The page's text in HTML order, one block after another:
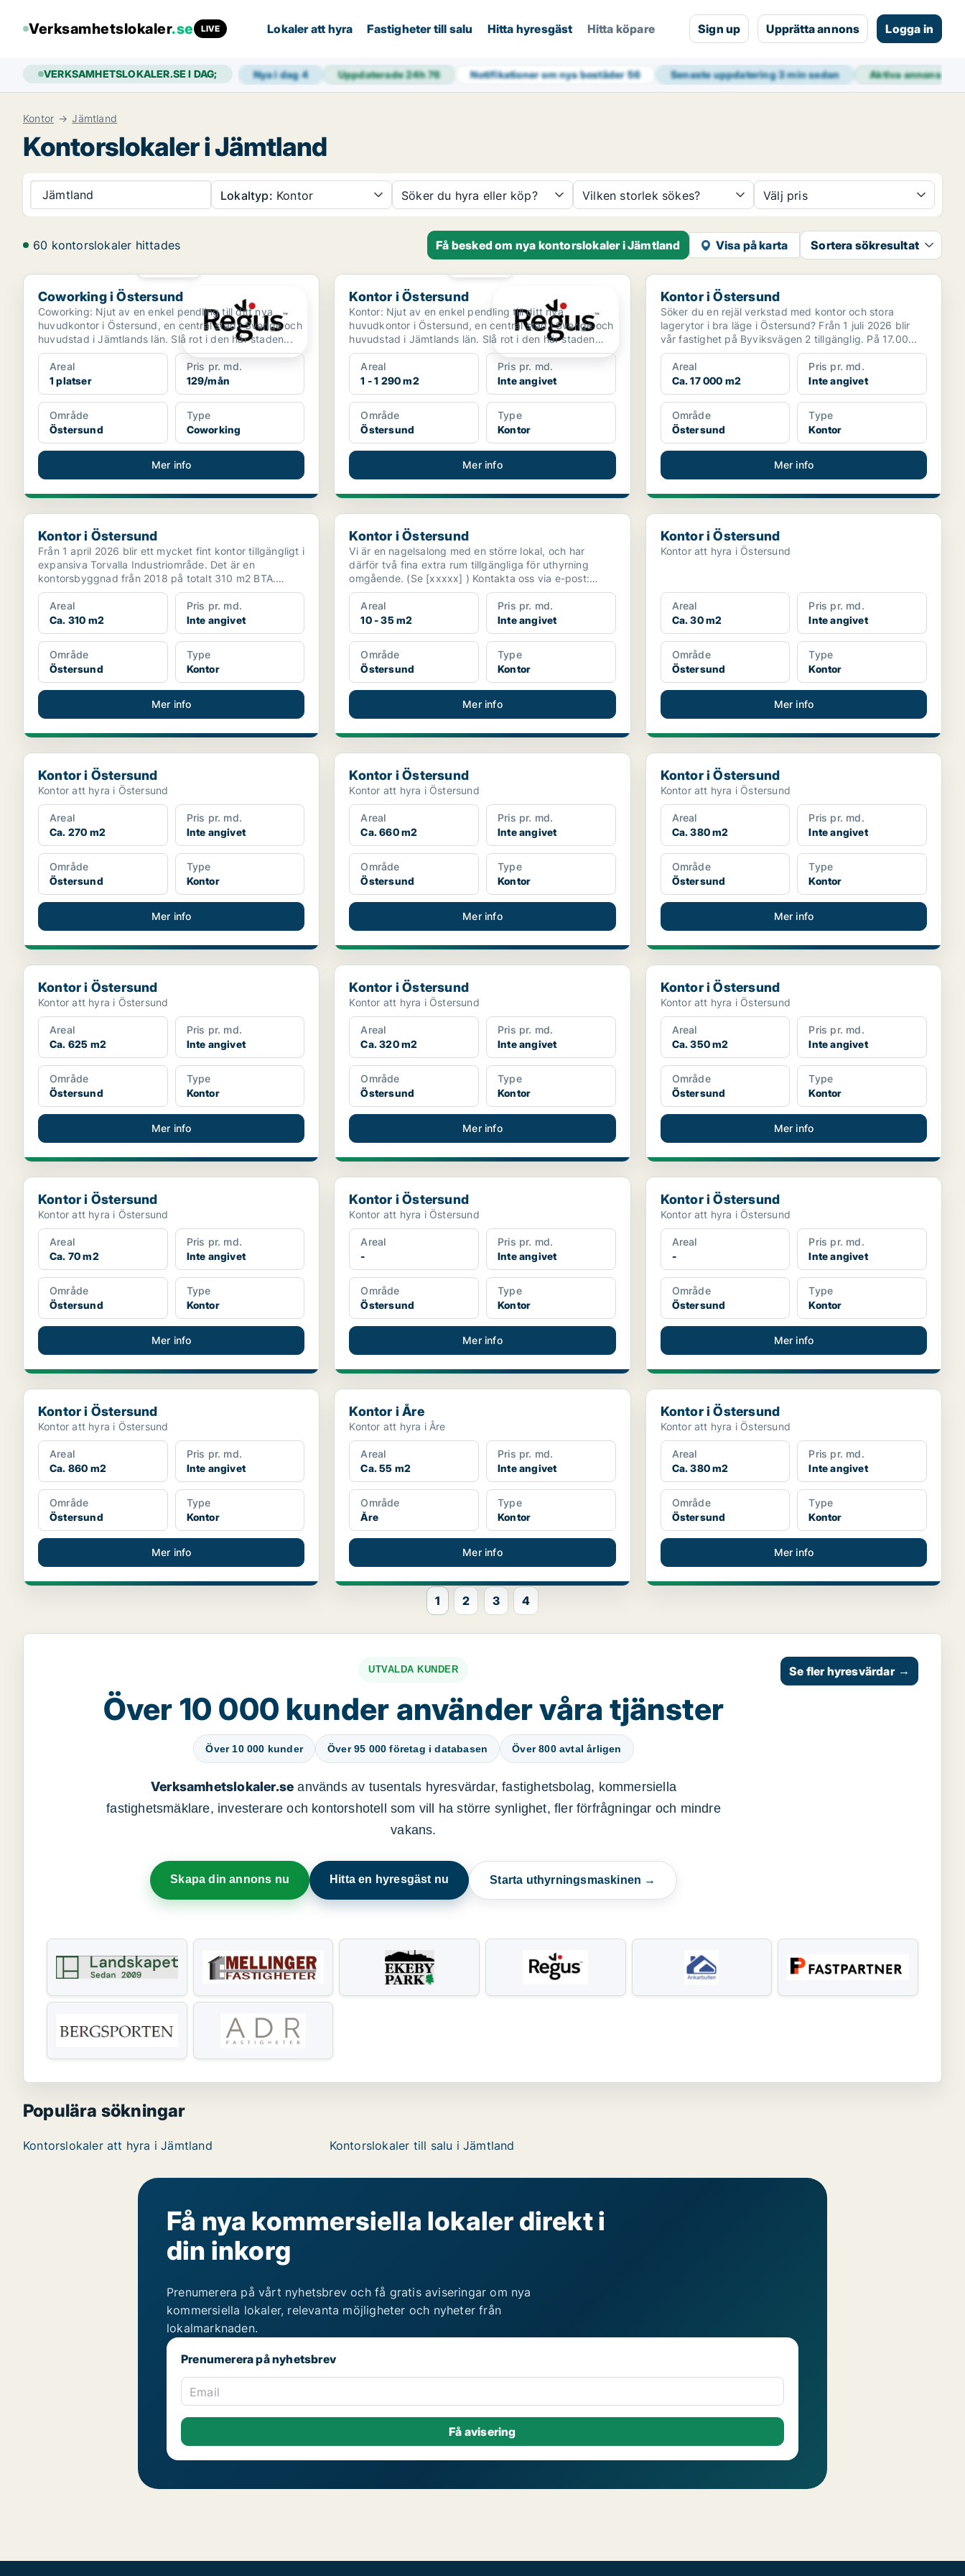
Verksamhetslokaler.se LIVE Lokaler att hyra Fastigheter till salu Hitta hyresgäst Hitta köpare Sign up Upprätta annons Logga in
VERKSAMHETSLOKALER.SE I DAG; Nya i dag4 Uppdaterade 24h 76 Notifikationer om nya bostäder56 Senaste uppdatering3 min sedan Aktiva annonser
Kontor Jämtland
Kontorslokaler i Jämtland
Jämtland Lokaltyp: Kontor Söker du hyra eller köp? Vilken storlek sökes? Välj pris
60 kontorslokaler hittades Få besked om nya kontorslokaler i Jämtland Visa på karta Sortera sökresultat
Coworking i Östersund
Coworking i Östersund
Coworking: Njut av en enkel pendling till ditt nya
huvudkontor i Östersund, en central stad i Sverige och
huvudstad i Jämtlands län. Slå rot i den här staden...
Areal
1 platser
Pris pr. md.
129/mån
Område
Östersund
Type
Coworking
Mer info
Kontor i Östersund
Kontor i Östersund
Kontor: Njut av en enkel pendling till ditt nya
huvudkontor i Östersund, en central stad i Sverige och
huvudstad i Jämtlands län. Slå rot i den här staden
so...
Areal
1 - 1 290 m2
Pris pr. md.
Inte angivet
Område
Östersund
Type
Kontor
Mer info
Kontor i Östersund
Kontor i Östersund
Söker du en rejäl verkstad med kontor och stora
lagerytor i bra läge i Östersund? Från 1 juli 2026 blir
vår fastighet på Byviksvägen 2 tillgänglig. På 17.00...
Areal
Ca. 17 000 m2
Pris pr. md.
Inte angivet
Område
Östersund
Type
Kontor
Mer info
Kontor i Östersund
Kontor i Östersund
Från 1 april 2026 blir ett mycket fint kontor tillgängligt i
expansiva Torvalla Industriområde. Det är en
kontorsbyggnad från 2018 på totalt 310 m2 BTA.
Adre...
Areal
Ca. 310 m2
Pris pr. md.
Inte angivet
Område
Östersund
Type
Kontor
Mer info
Kontor i Östersund
Kontor i Östersund
Vi är en nagelsalong med en större lokal, och har
därför två fina extra rum tillgängliga för uthyrning
omgående. (Se [xxxxx] ) Kontakta oss via e-post:
[xx...
Areal
10 - 35 m2
Pris pr. md.
Inte angivet
Område
Östersund
Type
Kontor
Mer info
Kontor i Östersund
Kontor i Östersund
Kontor att hyra i Östersund
Areal
Ca. 30 m2
Pris pr. md.
Inte angivet
Område
Östersund
Type
Kontor
Mer info
Kontor i Östersund
Kontor i Östersund
Kontor att hyra i Östersund
Areal
Ca. 270 m2
Pris pr. md.
Inte angivet
Område
Östersund
Type
Kontor
Mer info
Kontor i Östersund
Kontor i Östersund
Kontor att hyra i Östersund
Areal
Ca. 660 m2
Pris pr. md.
Inte angivet
Område
Östersund
Type
Kontor
Mer info
Kontor i Östersund
Kontor i Östersund
Kontor att hyra i Östersund
Areal
Ca. 380 m2
Pris pr. md.
Inte angivet
Område
Östersund
Type
Kontor
Mer info
Kontor i Östersund
Kontor i Östersund
Kontor att hyra i Östersund
Areal
Ca. 625 m2
Pris pr. md.
Inte angivet
Område
Östersund
Type
Kontor
Mer info
Kontor i Östersund
Kontor i Östersund
Kontor att hyra i Östersund
Areal
Ca. 320 m2
Pris pr. md.
Inte angivet
Område
Östersund
Type
Kontor
Mer info
Kontor i Östersund
Kontor i Östersund
Kontor att hyra i Östersund
Areal
Ca. 350 m2
Pris pr. md.
Inte angivet
Område
Östersund
Type
Kontor
Mer info
Kontor i Östersund
Kontor i Östersund
Kontor att hyra i Östersund
Areal
Ca. 70 m2
Pris pr. md.
Inte angivet
Område
Östersund
Type
Kontor
Mer info
Kontor i Östersund
Kontor i Östersund
Kontor att hyra i Östersund
Areal
-
Pris pr. md.
Inte angivet
Område
Östersund
Type
Kontor
Mer info
Kontor i Östersund
Kontor i Östersund
Kontor att hyra i Östersund
Areal
-
Pris pr. md.
Inte angivet
Område
Östersund
Type
Kontor
Mer info
Kontor i Östersund
Kontor i Östersund
Kontor att hyra i Östersund
Areal
Ca. 860 m2
Pris pr. md.
Inte angivet
Område
Östersund
Type
Kontor
Mer info
Kontor i Åre
Kontor i Åre
Kontor att hyra i Åre
Areal
Ca. 55 m2
Pris pr. md.
Inte angivet
Område
Åre
Type
Kontor
Mer info
Kontor i Östersund
Kontor i Östersund
Kontor att hyra i Östersund
Areal
Ca. 380 m2
Pris pr. md.
Inte angivet
Område
Östersund
Type
Kontor
Mer info
1 2 3 4
UTVALDA KUNDER
Över 10 000 kunder använder våra tjänster
Över 10 000 kunder Över 95 000 företag i databasen Över 800 avtal årligen
Verksamhetslokaler.se används av tusentals hyresvärdar, fastighetsbolag, kommersiella
fastighetsmäklare, investerare och kontorshotell som vill ha större synlighet, fler förfrågningar och mindre
vakans.
Skapa din annons nu Hitta en hyresgäst nu Starta uthyrningsmaskinen →
Se fler hyresvärdar →
Populära sökningar
Kontorslokaler att hyra i Jämtland Kontorslokaler till salu i Jämtland
Få nya kommersiella lokaler direkt i
din inkorg
Prenumerera på vårt nyhetsbrev och få gratis aviseringar om nya
kommersiella lokaler, relevanta möjligheter och nyheter från
lokalmarknaden.
Prenumerera på nyhetsbrev
Email